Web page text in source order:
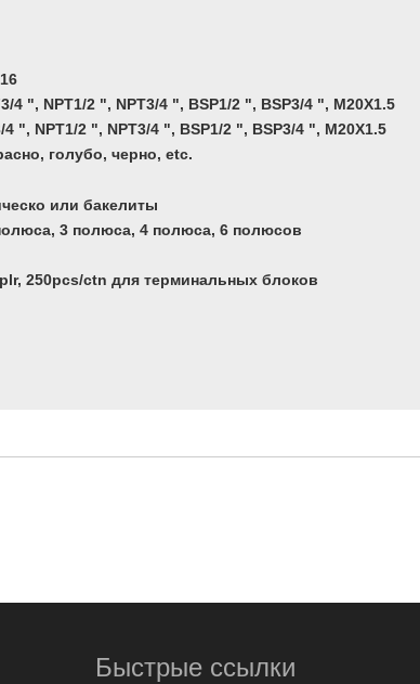
", NPT1/2 ", NPT3/4 ", BSP1/2 ", BSP3/4 ", M20X1.5
NPT1/2 ", NPT3/4 ", BSP1/2 ", BSP3/4 ", M20X1.5
голубо, черно, etc.
или бакелиты
3 полюса, 4 полюса, 6 полюсов
250pcs/ctn для терминальных блоков
Быстрые ссылки